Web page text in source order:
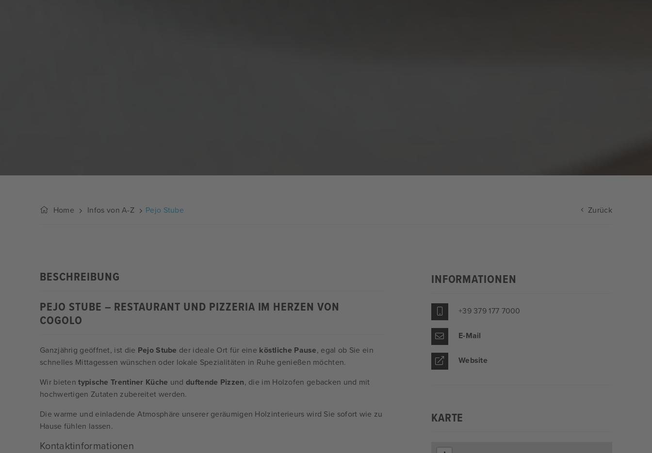
Home Infos von A-Z Pejo Stube Zurück
BESCHREIBUNG
PEJO STUBE – RESTAURANT UND PIZZERIA IM HERZEN VON
COGOLO
Ganzjährig geöffnet, ist die Pejo Stube der ideale Ort für eine köstliche Pause, egal ob Sie ein
schnelles Mittagessen wünschen oder lokale Spezialitäten in Ruhe genießen möchten.
Wir bietentypische Trentiner Küche undduftende Pizzen, die im Holzofen gebacken und mit
hochwertigen Zutaten zubereitet werden.
Die warme und einladende Atmosphäre unserer geräumigen Holzinterieurs wird Sie sofort wie zu
Hause fühlen lassen.
Kontaktinformationen
INFORMATIONEN
+39 379 177 7000
E-Mail
Website
KARTE